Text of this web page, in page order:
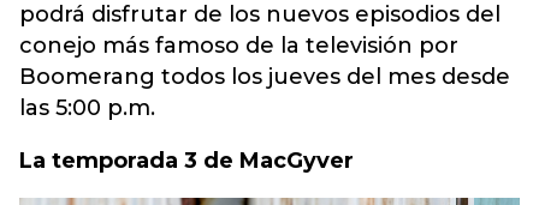
podrá disfrutar de los nuevos episodios del
conejo más famoso de la televisión por
Boomerang todos los jueves del mes desde
las 5:00 p.m.
La temporada 3 de MacGyver